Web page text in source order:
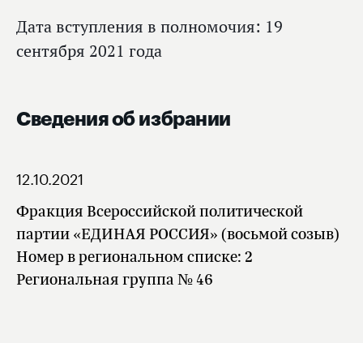
Дата вступления в полномочия: 19
сентября 2021 года
Сведения об избрании
12.10.2021
Фракция Всероссийской политической
партии «ЕДИНАЯ РОССИЯ» (восьмой созыв)
Номер в региональном списке: 2
Региональная группа № 46